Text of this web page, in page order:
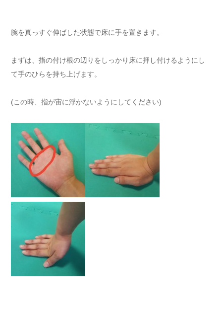
腕を真っすぐ伸ばした状態で床に手を置きます。
まずは、指の付け根の辺りをしっかり床に押し付けるようにし
て手のひらを持ち上げます。
(この時、指が宙に浮かないようにしてください)